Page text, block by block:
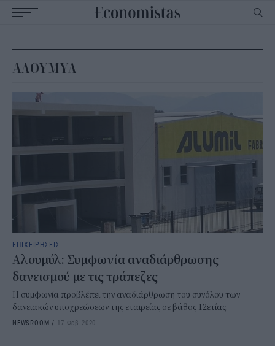
navigation
ΑΛΟΥΜΥΛ
ΕΠΙΧΕΙΡΗΣΕΙΣ
Αλουμύλ: Συμφωνία αναδιάρθρωσης
δανεισμού με τις τράπεζες
Η συμφωνία προβλέπει την αναδιάρθρωση του συνόλου των
δανειακών υποχρεώσεων της εταιρείας σε βάθος 12ετίας.
NEWSROOM / 17 Φεβ 2020